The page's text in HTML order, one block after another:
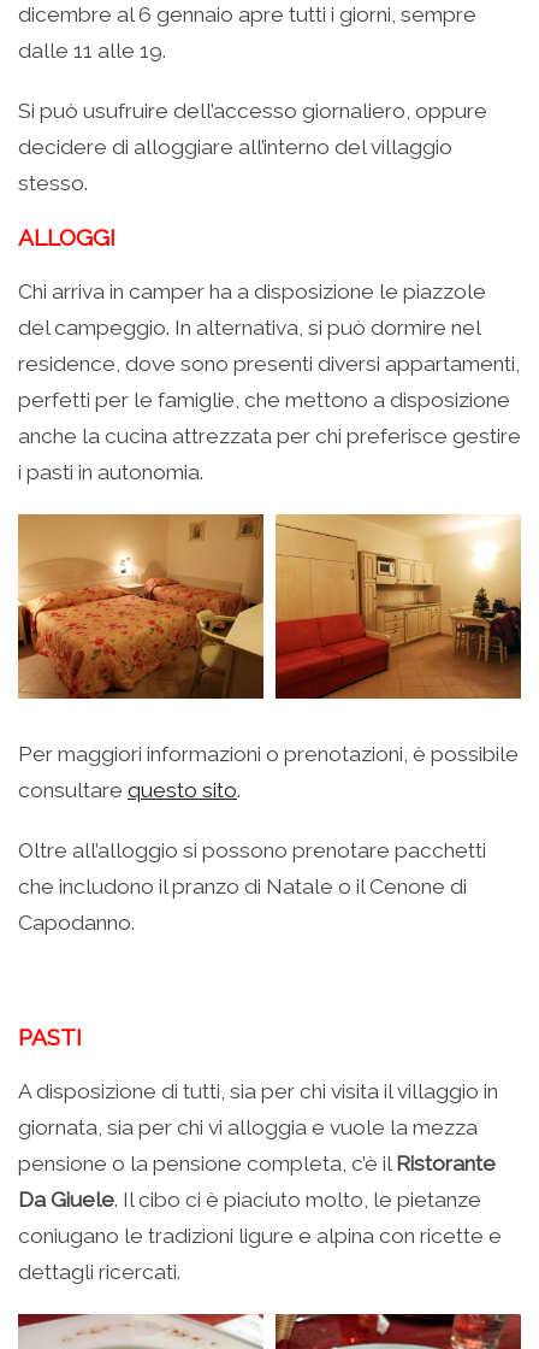
dicembre al 6 gennaio apre tutti i giorni, sempre
dalle 11 alle 19.
Si può usufruire dell’accesso giornaliero, oppure
decidere di alloggiare all’interno del villaggio
stesso.
ALLOGGI
Chi arriva in camper ha a disposizione le piazzole
del campeggio. In alternativa, si può dormire nel
residence, dove sono presenti diversi appartamenti,
perfetti per le famiglie, che mettono a disposizione
anche la cucina attrezzata per chi preferisce gestire
i pasti in autonomia.
Per maggiori informazioni o prenotazioni, è possibile
consultare questo sito.
Oltre all’alloggio si possono prenotare pacchetti
che includono il pranzo di Natale o il Cenone di
Capodanno.
PASTI
A disposizione di tutti, sia per chi visita il villaggio in
giornata, sia per chi vi alloggia e vuole la mezza
pensione o la pensione completa, c’è il Ristorante
Da Giuele. Il cibo ci è piaciuto molto, le pietanze
coniugano le tradizioni ligure e alpina con ricette e
dettagli ricercati.